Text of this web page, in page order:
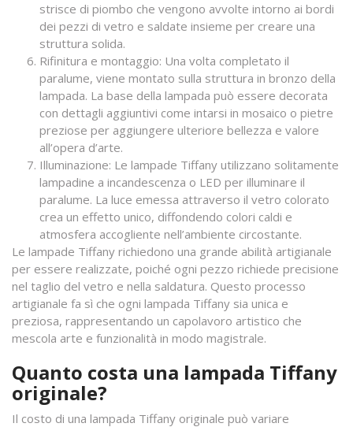
strisce di piombo che vengono avvolte intorno ai bordi
dei pezzi di vetro e saldate insieme per creare una
struttura solida.
Rifinitura e montaggio: Una volta completato il
paralume, viene montato sulla struttura in bronzo della
lampada. La base della lampada può essere decorata
con dettagli aggiuntivi come intarsi in mosaico o pietre
preziose per aggiungere ulteriore bellezza e valore
all’opera d’arte.
Illuminazione: Le lampade Tiffany utilizzano solitamente
lampadine a incandescenza o LED per illuminare il
paralume. La luce emessa attraverso il vetro colorato
crea un effetto unico, diffondendo colori caldi e
atmosfera accogliente nell’ambiente circostante.
Le lampade Tiffany richiedono una grande abilità artigianale
per essere realizzate, poiché ogni pezzo richiede precisione
nel taglio del vetro e nella saldatura. Questo processo
artigianale fa sì che ogni lampada Tiffany sia unica e
preziosa, rappresentando un capolavoro artistico che
mescola arte e funzionalità in modo magistrale.
Quanto costa una lampada Tiffany
originale?
Il costo di una lampada Tiffany originale può variare